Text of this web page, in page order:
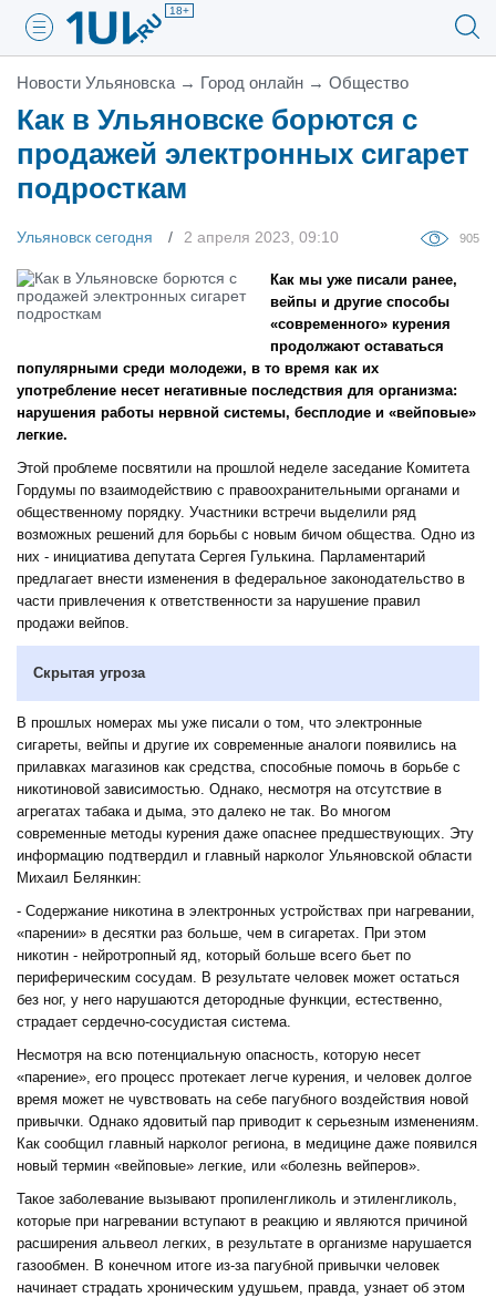
18+
Новости Ульяновска → Город онлайн → Общество
Как в Ульяновске борются с
продажей электронных сигарет
подросткам
Ульяновск сегодня 2 апреля 2023, 09:10 905
Как мы уже писали ранее,
вейпы и другие способы
«современного» курения
продолжают оставаться
популярными среди молодежи, в то время как их
употребление несет негативные последствия для организма:
нарушения работы нервной системы, бесплодие и «вейповые»
легкие.
Этой проблеме посвятили на прошлой неделе заседание Комитета
Гордумы по взаимодействию с правоохранительными органами и
общественному порядку. Участники встречи выделили ряд
возможных решений для борьбы с новым бичом общества. Одно из
них - инициатива депутата Сергея Гулькина. Парламентарий
предлагает внести изменения в федеральное законодательство в
части привлечения к ответственности за нарушение правил
продажи вейпов.
Скрытая угроза
В прошлых номерах мы уже писали о том, что электронные
сигареты, вейпы и другие их современные аналоги появились на
прилавках магазинов как средства, способные помочь в борьбе с
никотиновой зависимостью. Однако, несмотря на отсутствие в
агрегатах табака и дыма, это далеко не так. Во многом
современные методы курения даже опаснее предшествующих. Эту
информацию подтвердил и главный нарколог Ульяновской области
Михаил Белянкин:
- Содержание никотина в электронных устройствах при нагревании,
«парении» в десятки раз больше, чем в сигаретах. При этом
никотин - нейротропный яд, который больше всего бьет по
периферическим сосудам. В результате человек может остаться
без ног, у него нарушаются детородные функции, естественно,
страдает сердечно-сосудистая система.
Несмотря на всю потенциальную опасность, которую несет
«парение», его процесс протекает легче курения, и человек долгое
время может не чувствовать на себе пагубного воздействия новой
привычки. Однако ядовитый пар приводит к серьезным изменениям.
Как сообщил главный нарколог региона, в медицине даже появился
новый термин «вейповые» легкие, или «болезнь вейперов».
Такое заболевание вызывают пропиленгликоль и этиленгликоль,
которые при нагревании вступают в реакцию и являются причиной
расширения альвеол легких, в результате в организме нарушается
газообмен. В конечном итоге из-за пагубной привычки человек
начинает страдать хроническим удушьем, правда, узнает об этом